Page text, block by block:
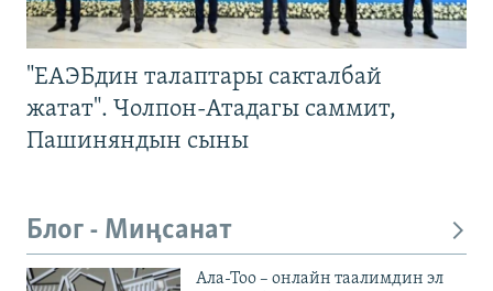
"ЕАЭБдин талаптары сакталбай
жатат". Чолпон-Атадагы саммит,
Пашиняндын сыны
Блог - Миңсанат
Ала-Тоо – онлайн таалимдин эл